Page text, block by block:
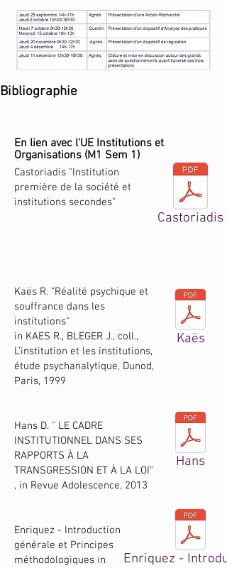
Bibliographie
En lien avec l'UE Institutions et
Organisations (M1 Sem 1)
​Castoriadis "Institution
première de la société et
institutions secondes"​​
Kaës R. "Réalité psychique et
souffrance dans les
institutions"
in KAES R., BLEGER J., coll.,
L’institution et les institutions,
étude psychanalytique, Dunod,
Paris, 1999
​Hans D. " LE CADRE
INSTITUTIONNEL DANS SES
RAPPORTS À LA
TRANSGRESSION ET À LA LOI"
, in Revue Adolescence, 2013
​Enriquez - Introduction
générale et Principes
méthodologiques in
Castoriadis
Kaës
Hans
Enriquez -